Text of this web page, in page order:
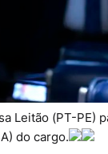
Leitão (PT-PE)
do cargo.